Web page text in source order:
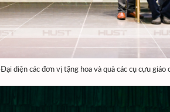
Đại diện các đơn vị tặng hoa và quà các cụ cựu